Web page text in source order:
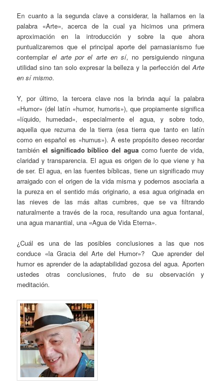
En cuanto a la segunda clave a considerar, la hallamos en la
palabra «Arte», acerca de la cual ya hicimos una primera
aproximación en la introducción y sobre la que ahora
puntualizaremos que el principal aporte del parnasianismo fue
contemplarel arte por el arte en sí, no persiguiendo ninguna
utilidad sino tan solo expresar la belleza y la perfección delArte
en sí mismo.
Y, por último, la tercera clave nos la brinda aquí la palabra
«Humor» (del latín «humor, humoris»), que propiamente significa
«líquido, humedad», especialmente el agua, y sobre todo,
aquella que rezuma de la tierra (esa tierra que tanto en latín
como en español es «humus»). A este propósito deseo recordar
también el significado bíblico del agua como fuente de vida,
claridad y transparencia. El agua es origen de lo que viene y ha
de ser. El agua, en las fuentes bíblicas, tiene un significado muy
arraigado con el origen de la vida misma y podemos asociarla a
la pureza en el sentido más originario, a esa agua originada en
las nieves de las más altas cumbres, que se va filtrando
naturalmente a través de la roca, resultando una agua fontanal,
una agua manantial, una «Agua de Vida Eterna».
¿Cuál es una de las posibles conclusiones a las que nos
conduce «la Gracia del Arte del Humor»? Que aprender del
humor es aprender de la adaptabilidad gozosa del agua. Aporten
ustedes otras conclusiones, fruto de su observación y
meditación.